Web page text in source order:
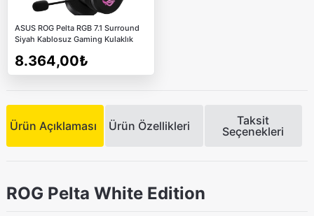
ASUS ROG Pelta RGB 7.1 Surround
Siyah Kablosuz Gaming Kulaklık
8.364,00₺
Ürün Açıklaması Ürün Özellikleri
Taksit
Seçenekleri
ROG Pelta White Edition